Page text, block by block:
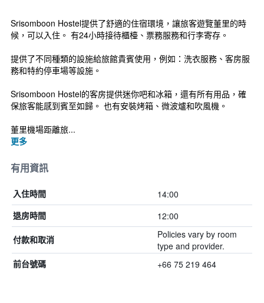
Srisomboon Hostel提供了舒適的住宿環境，讓旅客遊覽董里的時
候，可以入住。 有24小時接待櫃檯、票務服務和行李寄存。
提供了不同種類的設施給旅館貴賓使用，例如：洗衣服務、客房服
務和特約停車場等設施。
Srisomboon Hostel的客房提供迷你吧和冰箱，還有所有用品，確
保旅客能感到賓至如歸。 也有安裝烤箱、微波爐和吹風機。
董里機場距離旅...
更多
有用資訊
入住時間 14:00
退房時間 12:00
付款和取消
Policies vary by room
type and provider.
前台號碼 +66 75 219 464